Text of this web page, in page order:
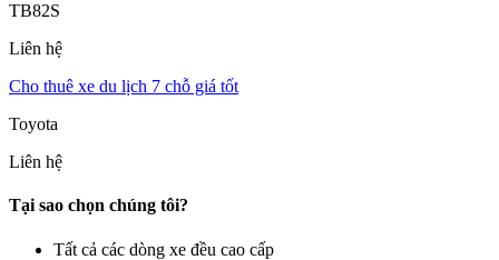
TB82S
Liên hệ
Cho thuê xe du lịch 7 chỗ giá tốt
Toyota
Liên hệ
Tại sao chọn chúng tôi?
Tất cả các dòng xe đều cao cấp